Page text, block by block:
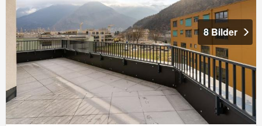
8 Bilder